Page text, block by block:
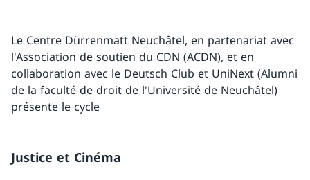
Le Centre Dürrenmatt Neuchâtel, en partenariat avec
l'Association de soutien du CDN (ACDN), et en
collaboration avec le Deutsch Club et UniNext (Alumni
de la faculté de droit de l'Université de Neuchâtel)
présente le cycle
Justice et Cinéma